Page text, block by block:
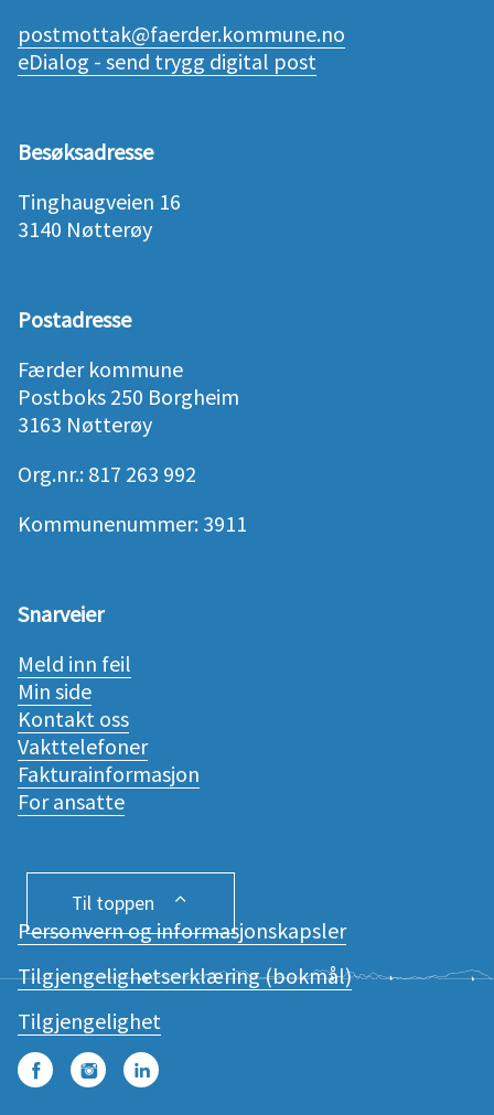
postmottak@faerder.kommune.no
eDialog - send trygg digital post
Besøksadresse
Tinghaugveien 16
3140 Nøtterøy
Postadresse
Færder kommune
Postboks 250 Borgheim
3163 Nøtterøy
Org.nr.: 817 263 992
Kommunenummer: 3911
Snarveier
Meld inn feil
Min side
Kontakt oss
Vakttelefoner
Fakturainformasjon
For ansatte
Personvern og informasjonskapsler
Tilgjengelighetserklæring (bokmål)
Tilgjengelighet
FacebookInstagramLinkedIn
Til toppen